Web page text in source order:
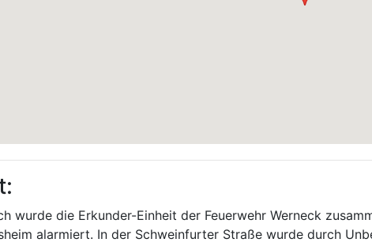
wurde die Erkunder-Einheit der Feuerwehr Werneck
alarmiert. In der Schweinfurter Straße wurde durch